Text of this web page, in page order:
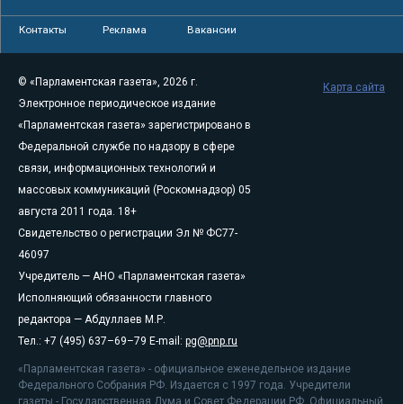
Контакты Реклама Вакансии
© «Парламентская газета», 2026 г.
Электронное периодическое издание
«Парламентская газета» зарегистрировано в
Федеральной службе по надзору в сфере
связи, информационных технологий и
массовых коммуникаций (Роскомнадзор) 05
августа 2011 года. 18+
Свидетельство о регистрации Эл № ФС77-
46097
Учредитель — АНО «Парламентская газета»
Исполняющий обязанности главного
редактора — Абдуллаев М.Р.
Тел.: +7 (495) 637–69–79 E-mail: pg@pnp.ru
«Парламентская газета» - официальное еженедельное издание
Федерального Собрания РФ. Издается с 1997 года. Учредители
газеты - Государственная Дума и Совет Федерации РФ. Официальный
Карта сайта